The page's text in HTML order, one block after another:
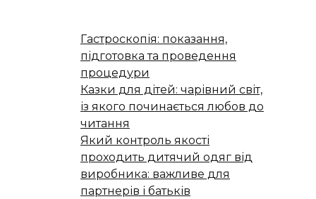
Гастроскопія: показання,
підготовка та проведення
процедури
Казки для дітей: чарівний світ,
із якого починається любов до
читання
Який контроль якості
проходить дитячий одяг від
виробника: важливе для
партнерів і батьків